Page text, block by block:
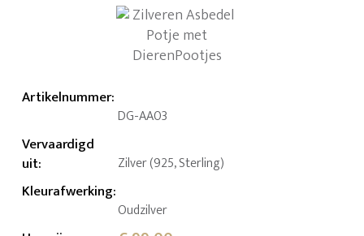
Artikelnummer:
DG-AA03
Vervaardigd
uit: Zilver (925, Sterling)
Kleurafwerking:
Oudzilver